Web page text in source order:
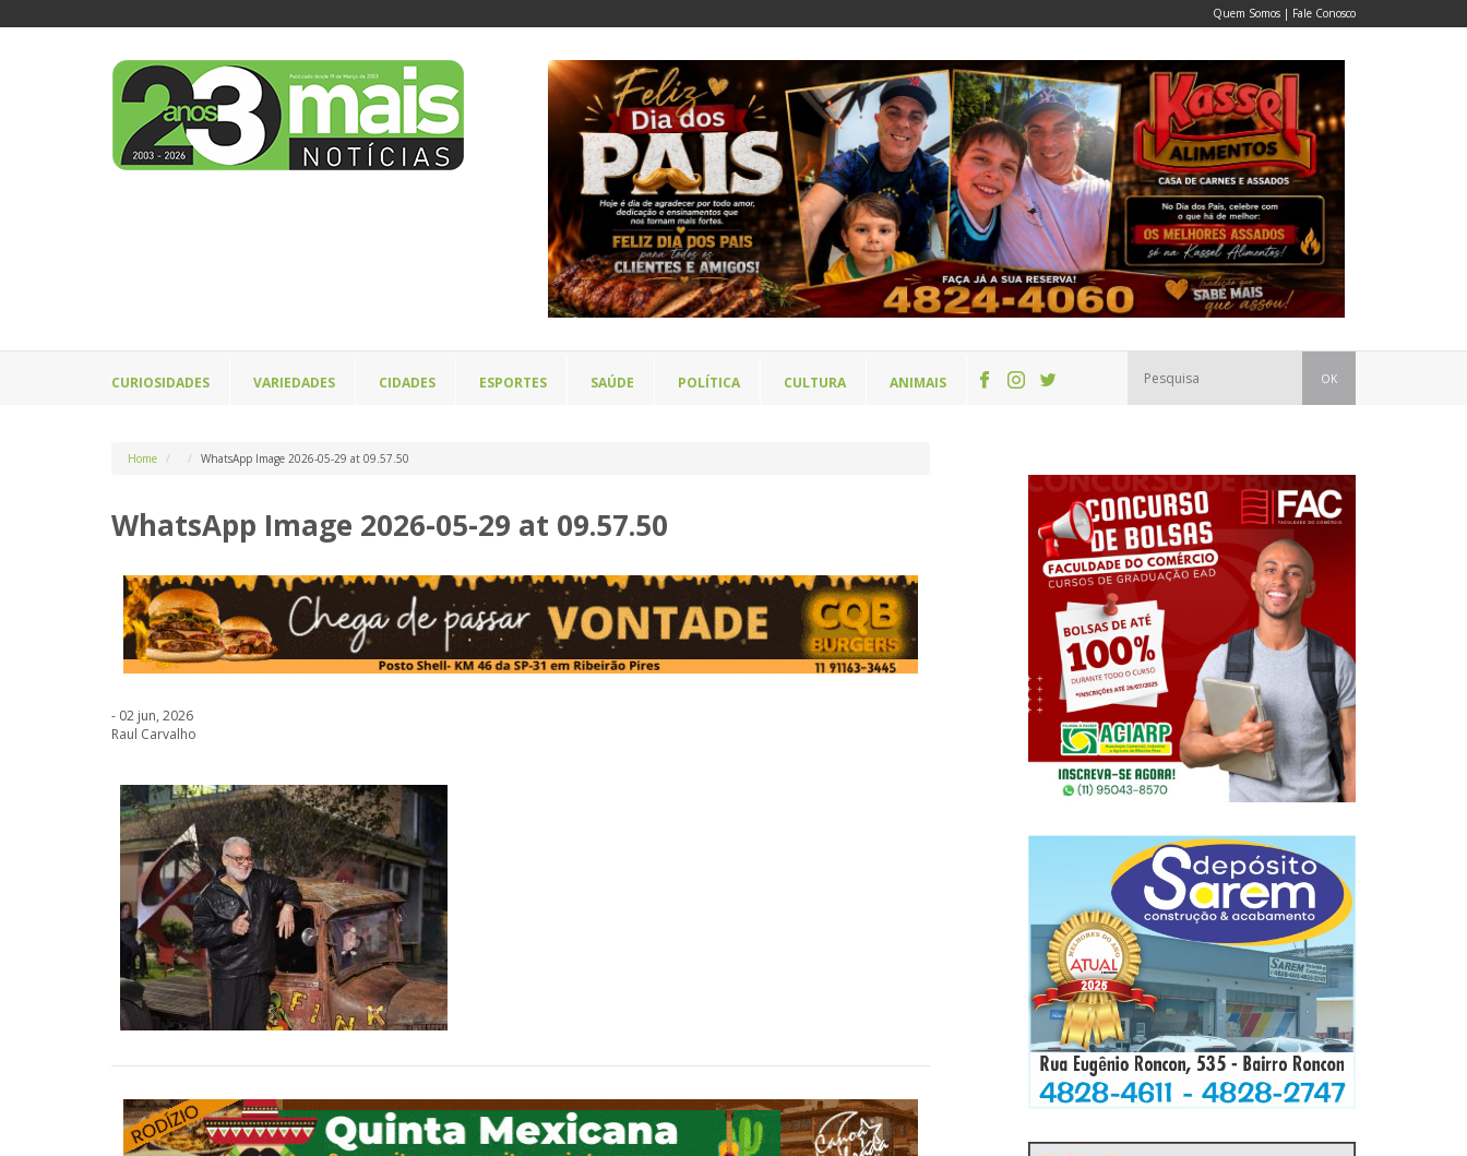
Quem Somos | Fale Conosco
CURIOSIDADES VARIEDADES CIDADES ESPORTES SAÚDE POLÍTICA CULTURA ANIMAIS OK
Home WhatsApp Image 2026-05-29 at 09.57.50
WhatsApp Image 2026-05-29 at 09.57.50
- 02 jun, 2026
Raul Carvalho